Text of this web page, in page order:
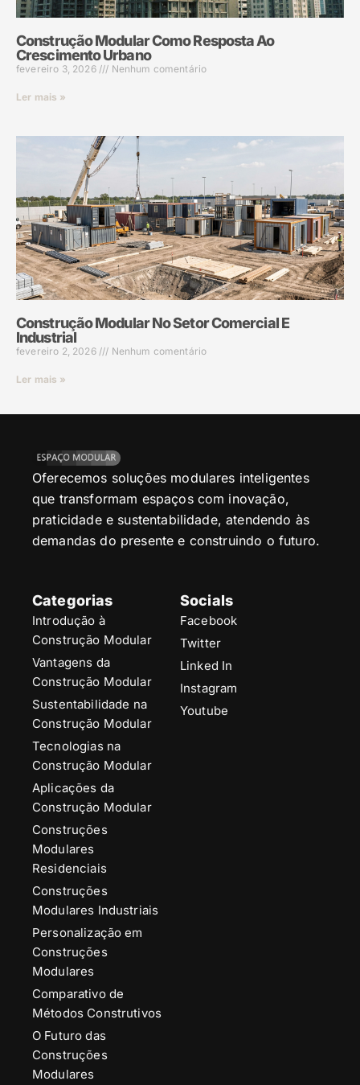
Construção Modular Como Resposta Ao
Crescimento Urbano
fevereiro 3, 2026 Nenhum comentário
Ler mais »
Construção Modular No Setor Comercial E
Industrial
fevereiro 2, 2026 Nenhum comentário
Ler mais »
Oferecemos soluções modulares inteligentes
que transformam espaços com inovação,
praticidade e sustentabilidade, atendendo às
demandas do presente e construindo o futuro.
Categorias
Introdução à
Construção Modular
Vantagens da
Construção Modular
Sustentabilidade na
Construção Modular
Tecnologias na
Construção Modular
Aplicações da
Construção Modular
Construções
Modulares
Residenciais
Construções
Modulares Industriais
Personalização em
Construções
Modulares
Comparativo de
Métodos Construtivos
O Futuro das
Construções
Modulares
Socials
Facebook
Twitter
Linked In
Instagram
Youtube